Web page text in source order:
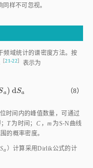
表示为
a) dSa
dSa （8）
T
的概率密度。
Sa ）计算采用Dirlik公式的计
3的动应力响应，并导入MSC
1 ， P2和P3均属于母材区域，
定S⁃N曲线等级为B，对参